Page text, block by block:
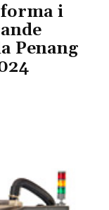
i
Penang